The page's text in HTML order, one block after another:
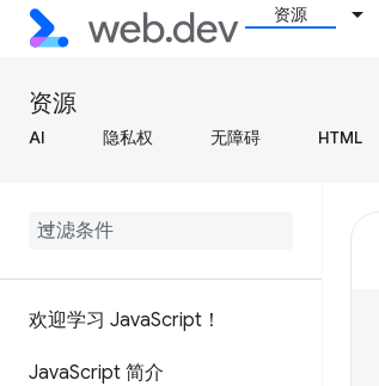
资源
资源
AI 隐私权 无障碍 HTML
欢迎学习 JavaScript！
JavaScript 简介